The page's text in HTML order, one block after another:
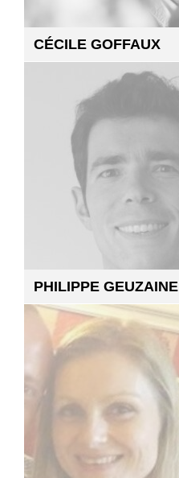
CÉCILE GOFFAUX
PHILIPPE GEUZAINE